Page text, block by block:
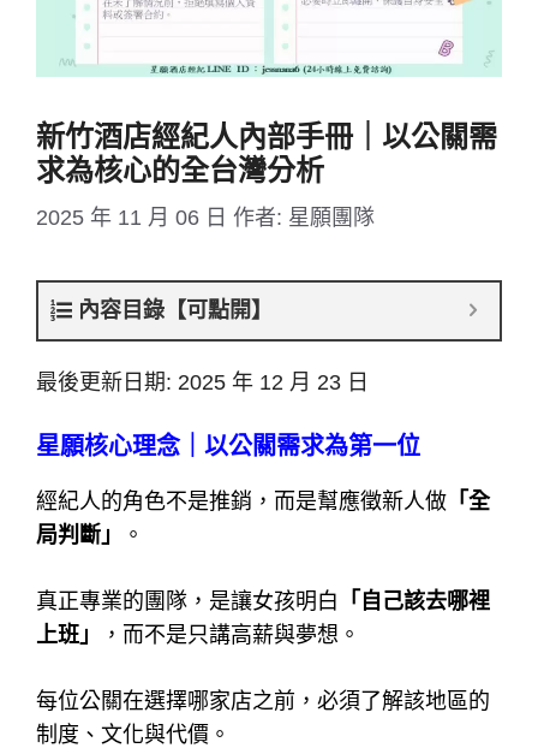
新竹酒店經紀人內部手冊｜以公關需
求為核心的全台灣分析
2025 年 11 月 06 日 作者: 星願團隊
內容目錄【可點開】
最後更新日期: 2025 年 12 月 23 日
星願核心理念｜以公關需求為第一位
經紀人的角色不是推銷，而是幫應徵新人做 「全
局判斷」
。
真正專業的團隊，是讓女孩明白 「自己該去哪裡
上班」
， 而不是只講高薪與夢想。
每位公關在選擇哪家店之前，必須了解該地區的
制度、文化與代價。